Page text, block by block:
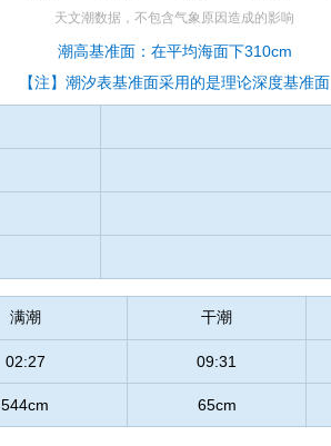
潮高基准面：在平均海面下310cm
【注】潮汐表基准面采用的是理论深度基准面
满潮 干潮
02:27 09:31
544cm 65cm